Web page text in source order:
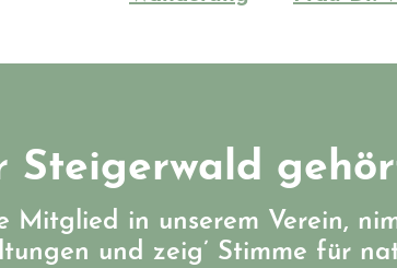
Steigerwald
Mitglied in unserem Verein,
und zeig’ Stimme für